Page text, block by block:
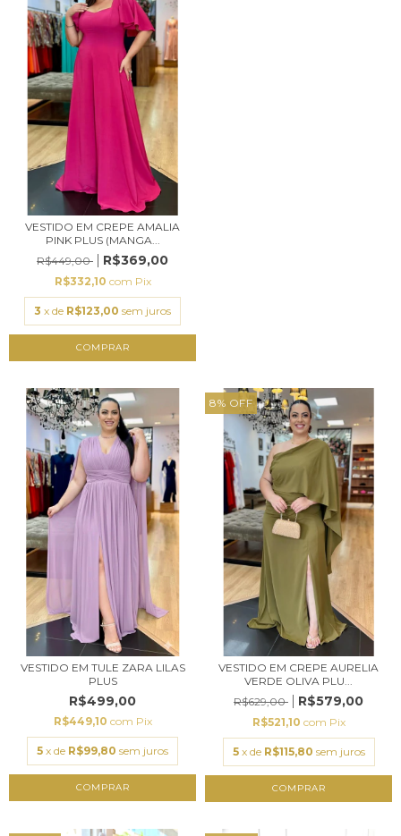
VESTIDO EM CREPE AMALIA
PINK PLUS (MANGA...
R$449,00
R$369,00
R$332,10 com Pix
3 x de R$123,00 sem juros
COMPRAR
VESTIDO EM TULE ZARA LILAS
PLUS
R$499,00
R$449,10 com Pix
5 x de R$99,80 sem juros
COMPRAR
8% OFF
VESTIDO EM CREPE AURELIA
VERDE OLIVA PLU...
R$629,00
R$579,00
R$521,10 com Pix
5 x de R$115,80 sem juros
COMPRAR